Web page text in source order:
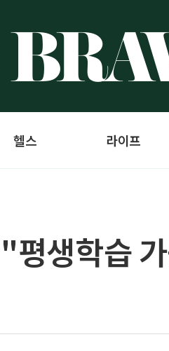
헬스 라이프
평생학습